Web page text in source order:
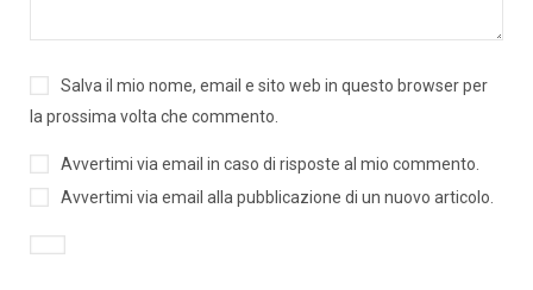
Salva il mio nome, email e sito web in questo browser per
la prossima volta che commento.
Avvertimi via email in caso di risposte al mio commento.
Avvertimi via email alla pubblicazione di un nuovo articolo.